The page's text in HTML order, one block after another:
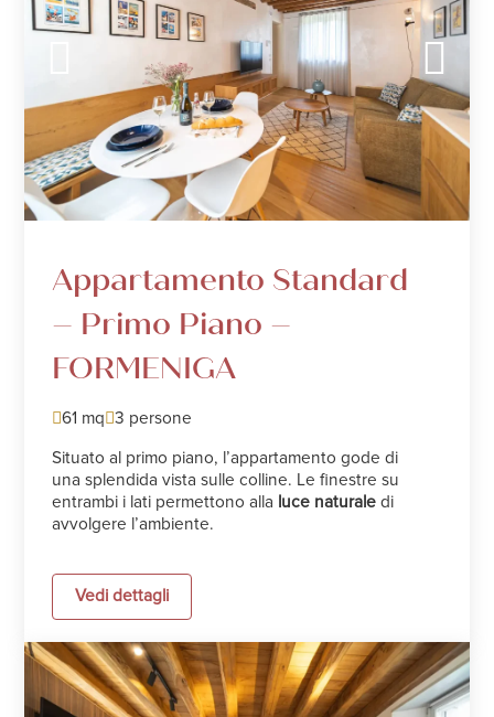
Appartamento Standard
– Primo Piano –
FORMENIGA
61 mq 3 persone
Situato al primo piano, l’appartamento gode di
una splendida vista sulle colline. Le finestre su
entrambi i lati permettono alla luce naturale di
avvolgere l’ambiente.
Vedi dettagli